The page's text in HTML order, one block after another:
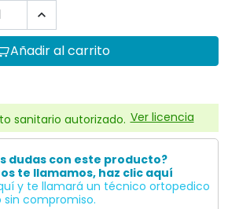

Añadir al carrito
sanitario autorizado. Ver licencia
dudas con este producto?
te llamamos, haz clic aquí
y te llamará un técnico ortopedico
sin compromiso.